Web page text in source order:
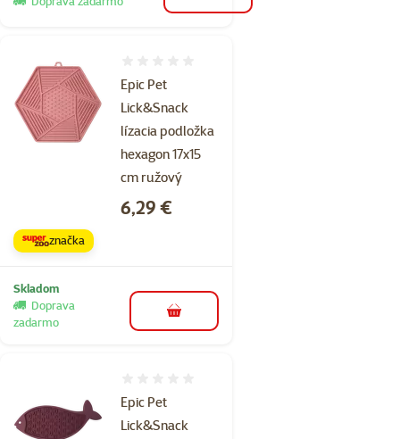
Epic Pet
Lick&Snack
lízacia podložka
hexagon 17x15
cm ružový
Cena
6,29 €
značka
Skladom
Doprava
zadarmo
do košíka
Epic Pet
Lick&Snack